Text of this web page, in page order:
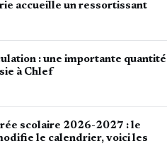
accueille un ressortissant
: une importante quantité
à Chlef
scolaire 2026-2027 : le
le calendrier, voici les